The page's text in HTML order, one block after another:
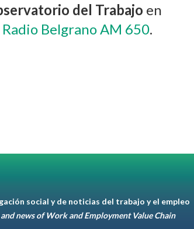
del Trabajo en
Radio Belgrano AM 650.
social y de noticias del trabajo y el empleo
news of Work and Employment Value Chain